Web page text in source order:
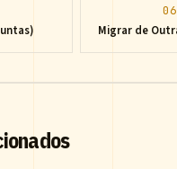
06
Migrar de